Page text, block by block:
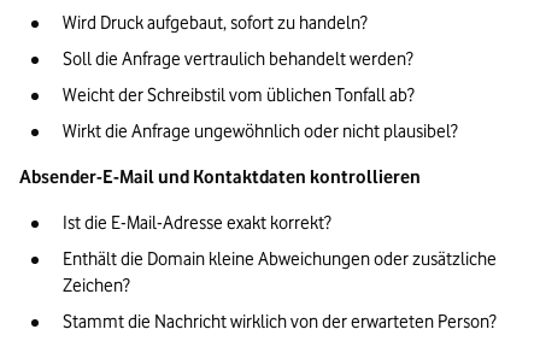
Wird Druck aufgebaut, sofort zu handeln?
Soll die Anfrage vertraulich behandelt werden?
Weicht der Schreibstil vom üblichen Tonfall ab?
Wirkt die Anfrage ungewöhnlich oder nicht plausibel?
Absender-E-Mail und Kontaktdaten kontrollieren
Ist die E-Mail-Adresse exakt korrekt?
Enthält die Domain kleine Abweichungen oder zusätzliche
Zeichen?
Stammt die Nachricht wirklich von der erwarteten Person?